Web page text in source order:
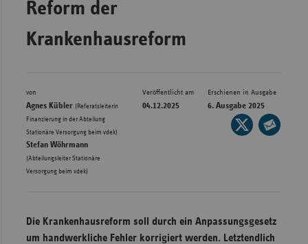
Hessen
Reform der
Krankenhausreform
von
Agnes Kübler (Referatsleiterin
Finanzierung in der Abteilung
Stationäre Versorgung beim vdek),
Stefan Wöhrmann
(Abteilungsleiter Stationäre
Versorgung beim vdek)
Veröffentlicht am
04.12.2025
Erschienen in Ausgabe
6. Ausgabe 2025
Seite
auf
Die Krankenhausreform soll durch ein Anpassungsgesetz
um handwerkliche Fehler korrigiert werden. Letztendlich